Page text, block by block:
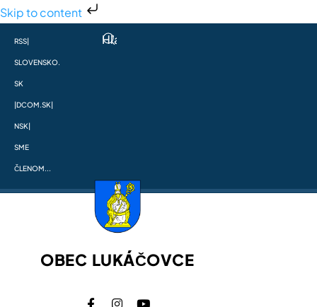
Skip to content
RSS|
SLOVENSKO.
SK
|DCOM.SK|
NSK|
SME
ČLENOM...
OBEC LUKÁČOVCE